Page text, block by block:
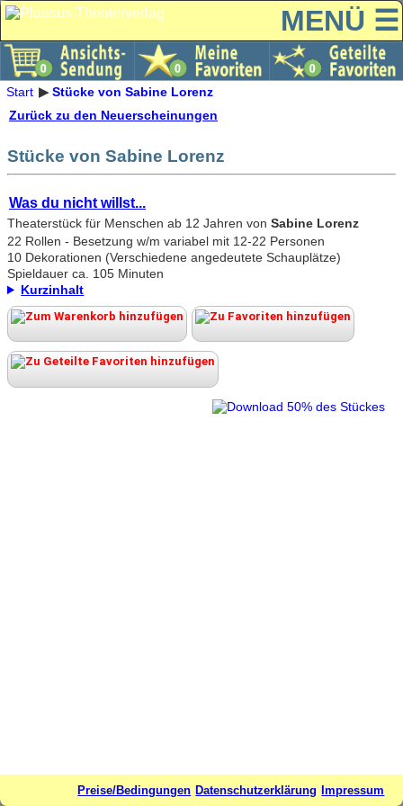
MENÜ ☰
Start Stücke von Sabine Lorenz
Preise/Bedingungen Datenschutzerklärung Impressum
Zurück zu den Neuerscheinungen
Stücke von Sabine Lorenz
Was du nicht willst...
Theaterstück für Menschen ab 12 Jahren von Sabine Lorenz
22 Rollen - Besetzung w/m variabel mit 12-22 Personen
10 Dekorationen (Verschiedene angedeutete Schauplätze)
Spieldauer ca. 105 Minuten
Kurzinhalt